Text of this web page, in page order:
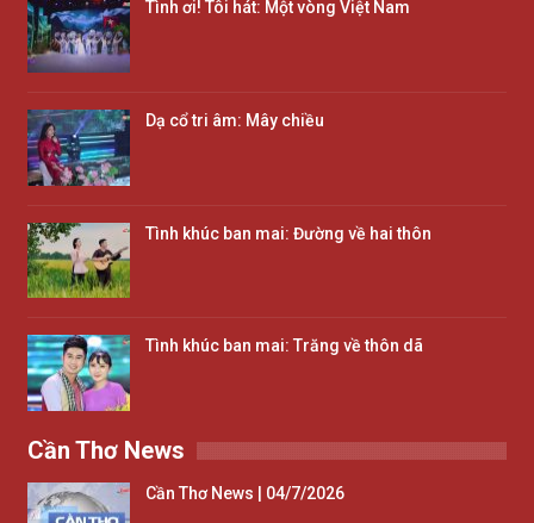
Tình ơi! Tôi hát: Một vòng Việt Nam
Dạ cổ tri âm: Mây chiều
Tình khúc ban mai: Đường về hai thôn
Tình khúc ban mai: Trăng về thôn dã
Cần Thơ News
Cần Thơ News | 04/7/2026